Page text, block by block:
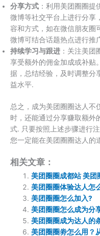
分享方式 ：利用美团圈圈提
微博等社交平台上进行分享
容和方式，如在微信朋友圈
微博可结合话题热点进行推
持续学习与跟进 ：关注美
享受额外的佣金加成或补贴
据，总结经验，及时调整分
益水平.
总之，成为美团圈圈达人不
时，还能通过分享赚取额外
式. 只要按照上述步骤进行
您一定能在美团圈圈达人的
相关文章：
美团圈圈成都站 美团
美团圈圈体验达人怎
美团圈圈怎么加入?
美团圈圈怎么成为分
美团圈圈成为达人的
美团圈圈劵怎么用？